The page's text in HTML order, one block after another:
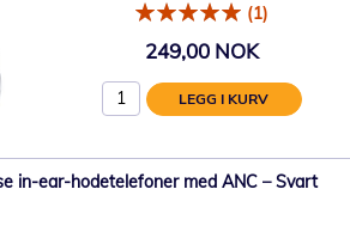
(1)
249,00 NOK
LEGG I KURV
in-ear-hodetelefoner med ANC – Svart